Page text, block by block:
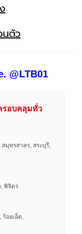
นตัว
@LTB01
รอบคลุมทั่ว
มุทรสาคร, สระบุรี,
, พิจิตร
อยเอ็ด,